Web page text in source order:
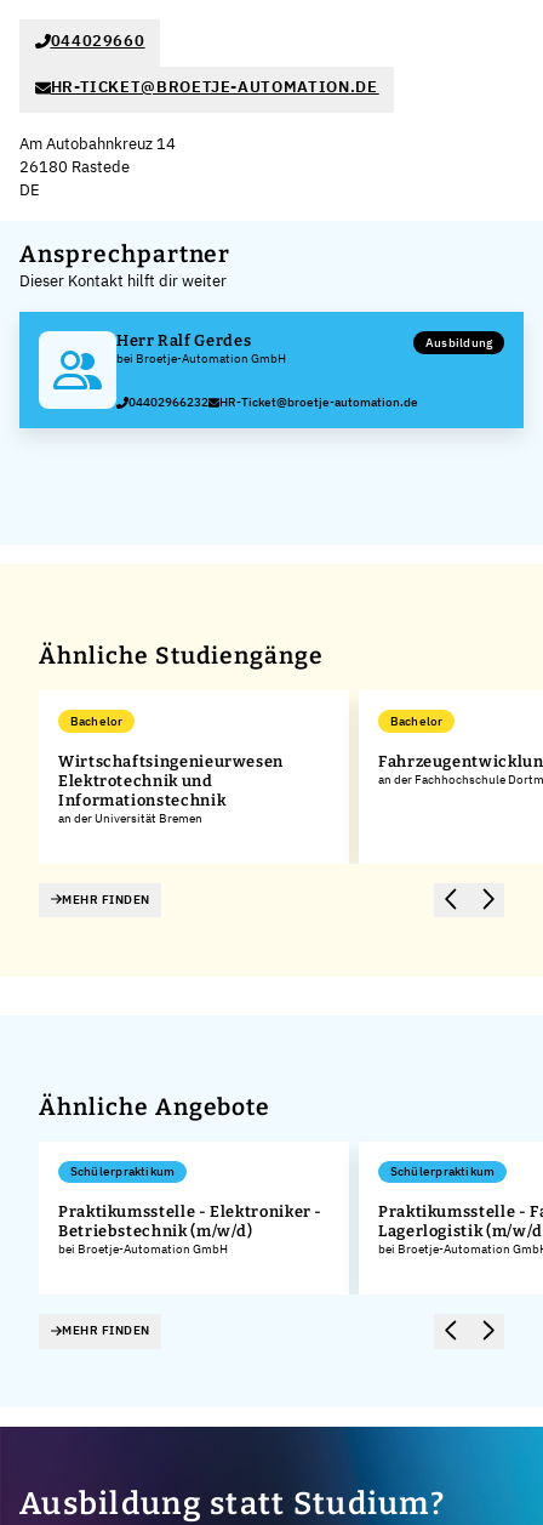
044029660
HR-TICKET@BROETJE-AUTOMATION.DE
Am Autobahnkreuz 14
26180 Rastede
DE
+
−
Ansprechpartner
Dieser Kontakt hilft dir weiter
Herr Ralf Gerdes
bei Broetje-Automation GmbH
Ausbildung
04402966232 HR-Ticket@broetje-automation.de
Ähnliche Studiengänge
Bachelor
Wirtschaftsingenieurwesen
Elektrotechnik und
Informationstechnik
an der Universität Bremen
Bachelor
an der Fachhochschule
MEHR FINDEN
Ähnliche Angebote
Schülerpraktikum
Praktikumsstelle - Elektroniker -
Betriebstechnik (m/w/d)
bei Broetje-Automation GmbH
Schülerpraktikum
Praktikumsstelle -
Lagerlogistik (m/w/
bei Broetje-Automation
MEHR FINDEN
Ausbildung statt Studium?